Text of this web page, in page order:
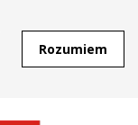
Rozumiem